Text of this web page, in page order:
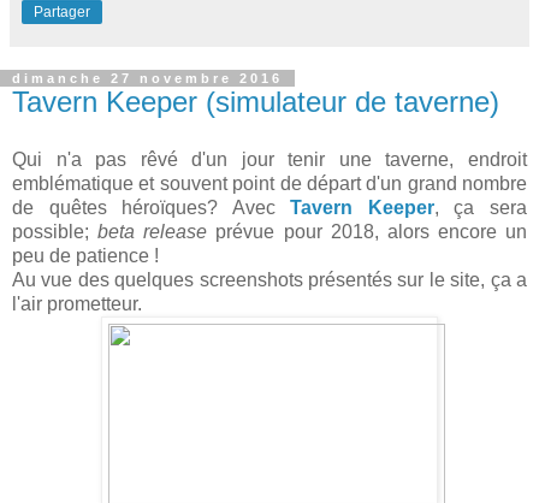
Partager
dimanche 27 novembre 2016
Tavern Keeper (simulateur de taverne)
Qui n'a pas rêvé d'un jour tenir une taverne, endroit
emblématique et souvent point de départ d'un grand nombre
de quêtes héroïques? AvecTavern Keeper, ça sera
possible;beta release prévue pour 2018, alors encore un
peu de patience !
Au vue des quelques screenshots présentés sur le site, ça a
l'air prometteur.